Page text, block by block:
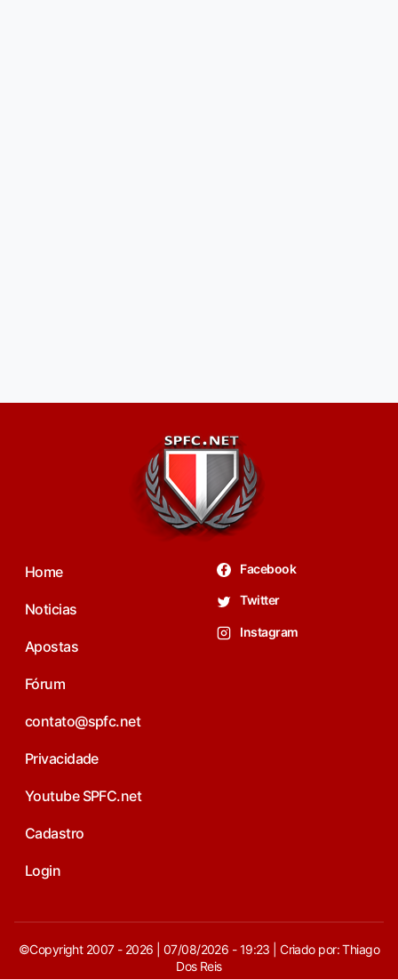
Home
Noticias
Apostas
Fórum
contato@spfc.net
Privacidade
Youtube SPFC.net
Cadastro
Login
Facebook
Twitter
Instagram
©Copyright 2007 - 2026 | 07/08/2026 - 19:23 | Criado por: Thiago
Dos Reis